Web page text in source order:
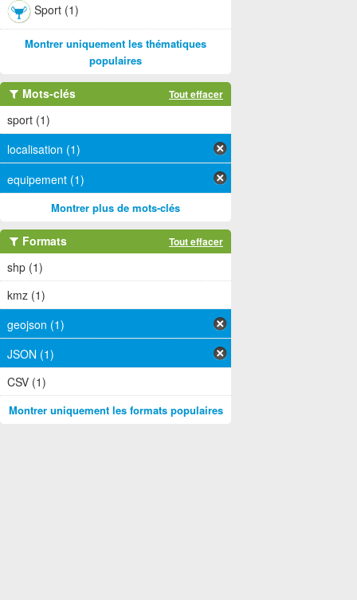
Sport (1)
Montrer uniquement les thématiques
populaires
Mots-clés Tout effacer
sport (1)
localisation (1)
equipement (1)
Montrer plus de mots-clés
Formats Tout effacer
shp (1)
kmz (1)
geojson (1)
JSON (1)
CSV (1)
Montrer uniquement les formats populaires